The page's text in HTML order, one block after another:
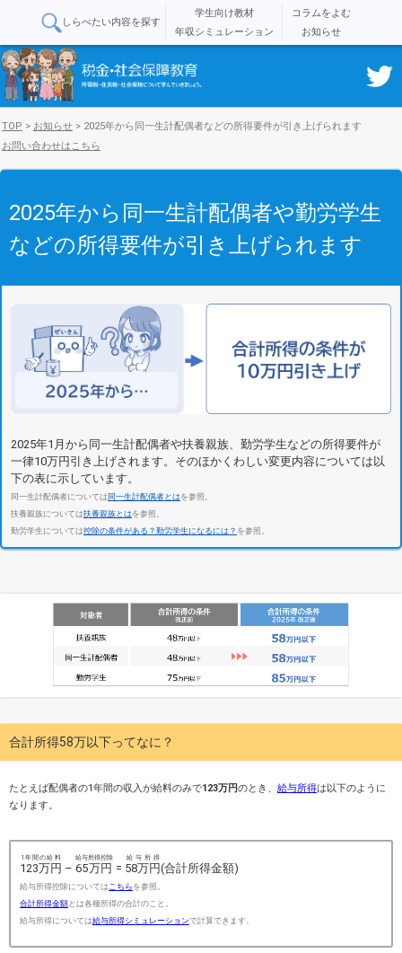
しらべたい内容を探す
学生向け教材
コラムをよむ
年収シミュレーション
お知らせ
TOP > お知らせ > 2025年から同一生計配偶者などの所得要件が引き上げられます
お問い合わせはこちら
2025年から同一生計配偶者や勤労学生
などの所得要件が引き上げられます
2025年1月から同一生計配偶者や扶養親族、勤労学生などの所得要件が
一律10万円引き上げされます。そのほかくわしい変更内容については以
下の表に示しています。
同一生計配偶者については 同一生計配偶者とは を参照。
扶養親族については扶養親族とは を参照。
勤労学生については控除の条件がある？勤労学生になるには？ を参照。
合計所得58万以下ってなに？
たとえば配偶者の1年間の収入が給料のみで123万円のとき、 給与所得は以下のように
なります。
123万円
1年間の給料
– 65万円
給与所得控除
= 58万円
給与所得
(合計所得金額)
給与所得控除については こちら を参照。
合計所得金額 とは各種所得の合計のこと。
給与所得については給与所得シミュレーション で計算できます。